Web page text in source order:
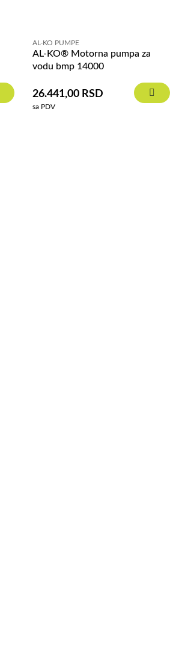
AL-KO PUMPE
AL-KO® Motorna pumpa za
vodu bmp 14000
26.441,00 RSD
sa PDV